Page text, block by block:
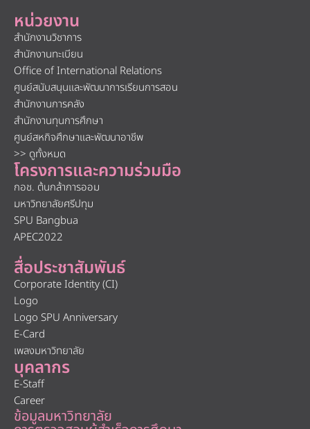
หน่วยงาน
สำนักงานวิชาการ
สำนักงานทะเบียน
Office of International Relations
ศูนย์สนับสนุนและพัฒนาการเรียนการสอน
สำนักงานการคลัง
สำนักงานทุนการศึกษา
ศูนย์สหกิจศึกษาและพัฒนาอาชีพ
>> ดูทั้งหมด
โครงการและความร่วมมือ
กอช. ต้นกล้าการออม
มหาวิทยาลัยศรีปทุม
SPU Bangbua
APEC2022
สื่อประชาสัมพันธ์
Corporate Identity (CI)
Logo
Logo SPU Anniversary
E-Card
เพลงมหาวิทยาลัย
บุคลากร
E-Staff
Career
ข้อมูลมหาวิทยาลัย